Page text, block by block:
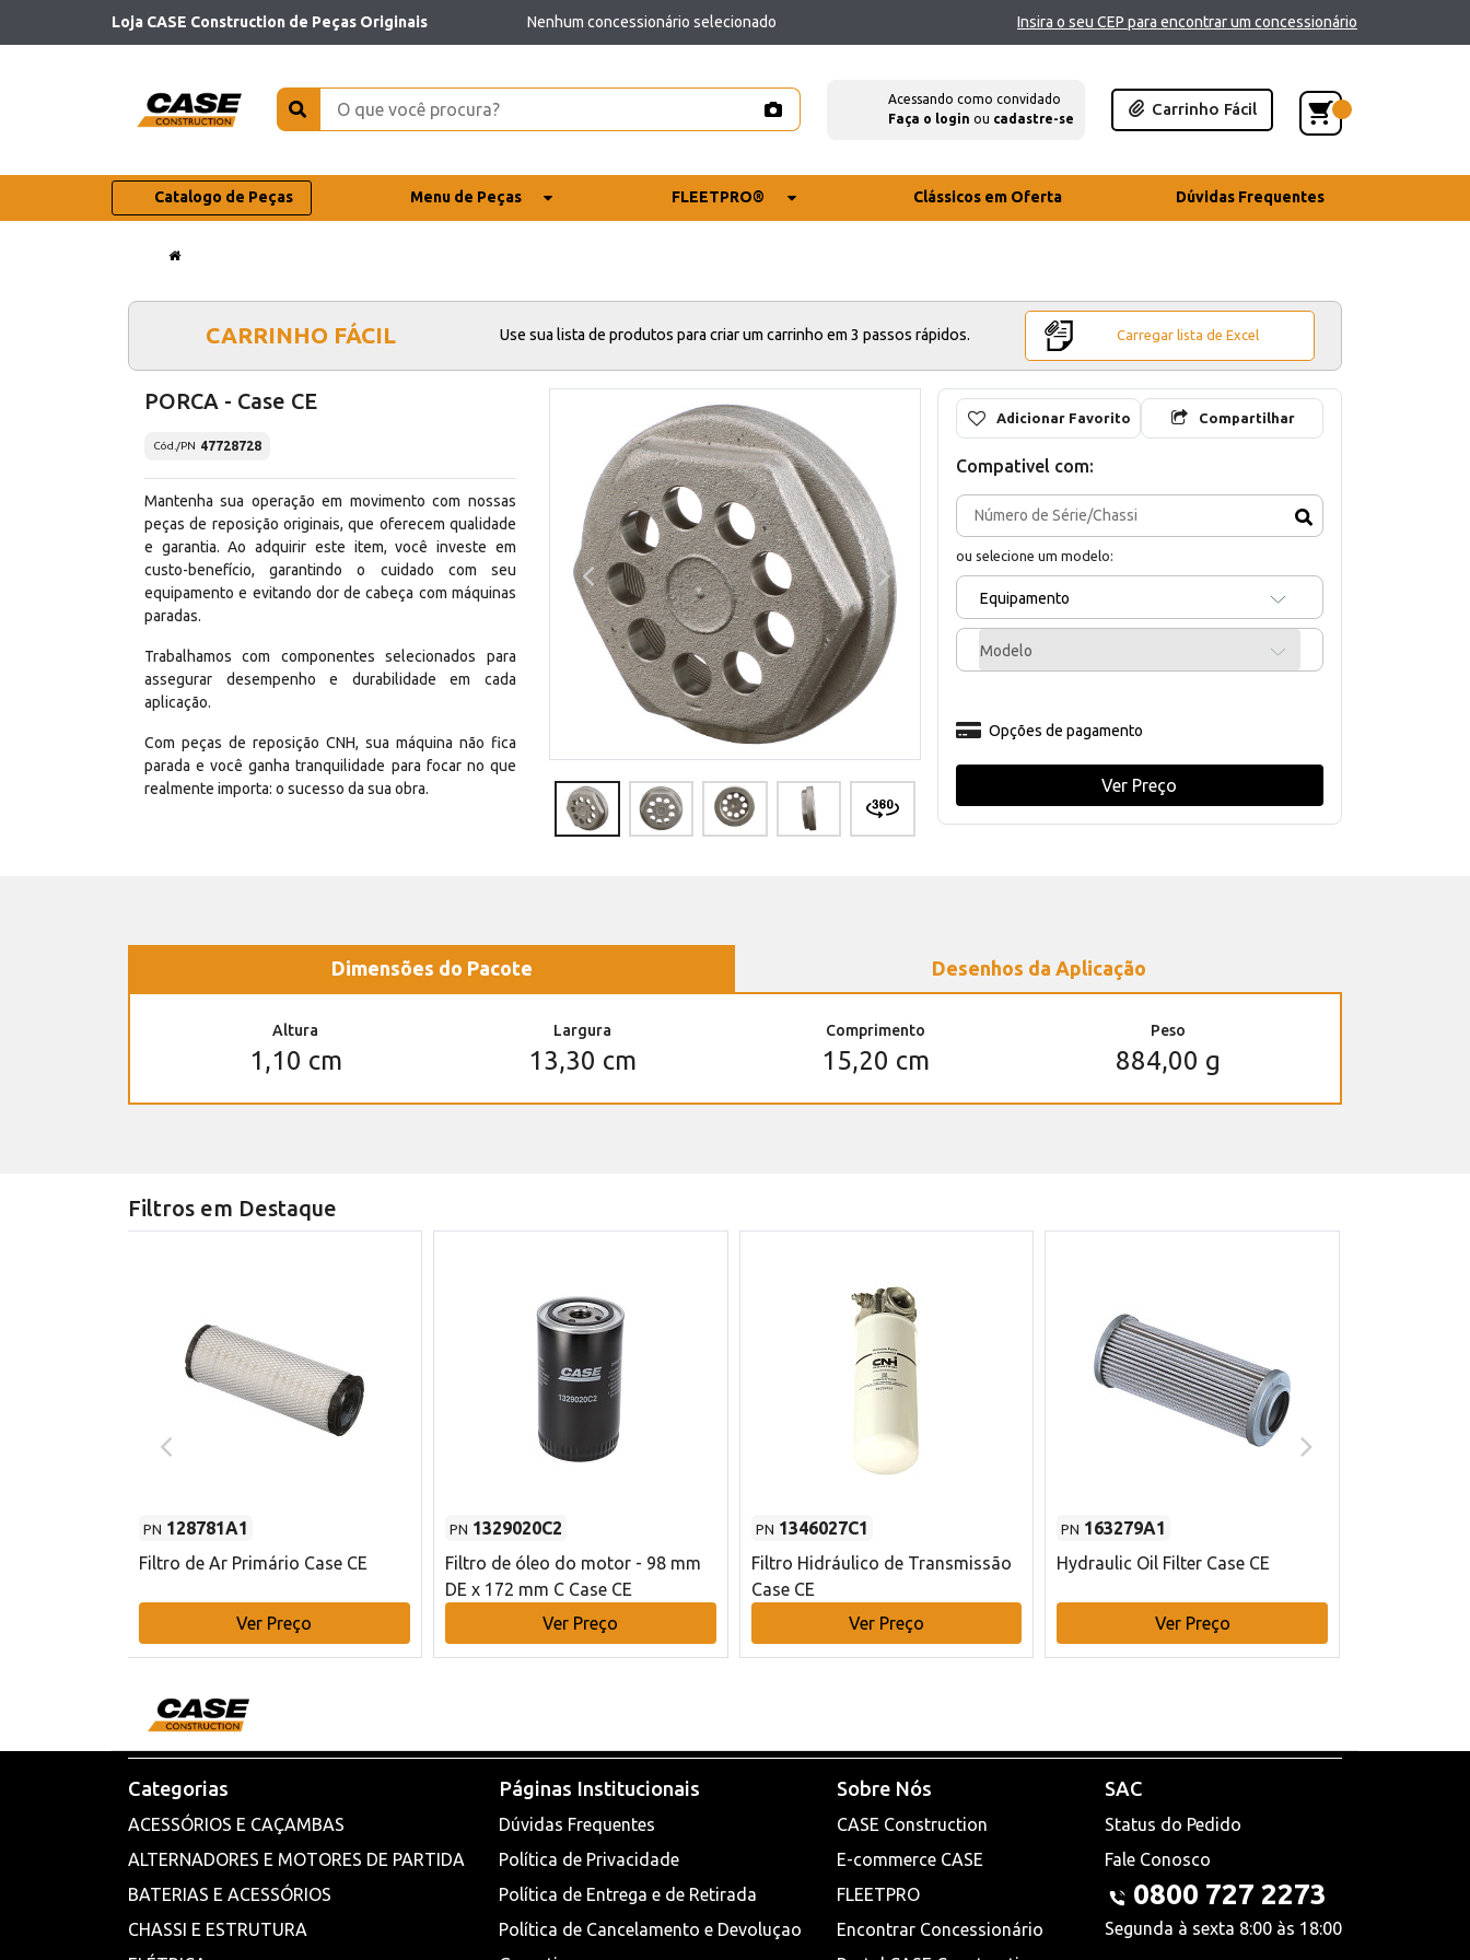
Loja CASE Construction de Peças Originais Nenhum concessionário selecionado Insira o seu CEP para encontrar um concessionário
Acessando como convidado
Faça o login ou cadastre-se
Carrinho Fácil
Catalogo de Peças Menu de Peças FLEETPRO® Clássicos em Oferta Dúvidas Frequentes
CARRINHO FÁCIL Use sua lista de produtos para criar um carrinho em 3 passos rápidos. Carregar lista de Excel
PORCA - Case CE
Cód./PN 47728728
Mantenha sua operação em movimento com nossas
peças de reposição originais, que oferecem qualidade
e garantia. Ao adquirir este item, você investe em
custo-benefício, garantindo o cuidado com seu
equipamento e evitando dor de cabeça com máquinas
paradas.
Trabalhamos com componentes selecionados para
assegurar desempenho e durabilidade em cada
aplicação.
Com peças de reposição CNH, sua máquina não fica
parada e você ganha tranquilidade para focar no que
realmente importa: o sucesso da sua obra.
Adicionar Favorito Compartilhar
Compativel com:
ou selecione um modelo:
Equipamento
Modelo
Opções de pagamento
Ver Preço
Dimensões do Pacote Desenhos da Aplicação
Altura
1,10 cm
Largura
13,30 cm
Comprimento
15,20 cm
Peso
884,00 g
Filtros em Destaque
PN 128781A1
Filtro de Ar Primário Case CE
Ver Preço
PN 1329020C2
Filtro de óleo do motor - 98 mm
DE x 172 mm C Case CE
Ver Preço
PN 1346027C1
Filtro Hidráulico de Transmissão
Case CE
Ver Preço
PN 163279A1
Hydraulic Oil Filter Case CE
Ver Preço
Categorias
ACESSÓRIOS E CAÇAMBAS
ALTERNADORES E MOTORES DE PARTIDA
BATERIAS E ACESSÓRIOS
CHASSI E ESTRUTURA
Páginas Institucionais
Dúvidas Frequentes
Política de Privacidade
Política de Entrega e de Retirada
Política de Cancelamento e Devoluçao
Sobre Nós
CASE Construction
E-commerce CASE
FLEETPRO
Encontrar Concessionário
SAC
Status do Pedido
Fale Conosco
0800 727 2273
Segunda à sexta 8:00 às 18:00